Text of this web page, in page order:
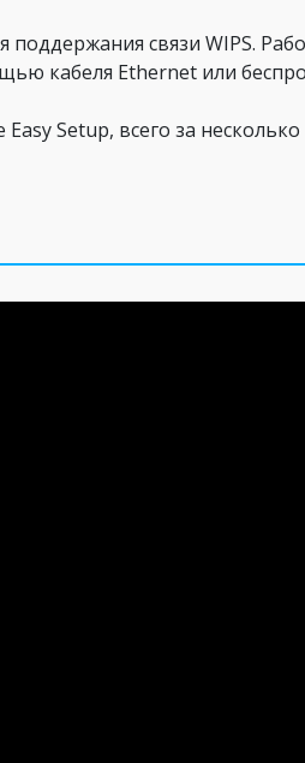
связи WIPS.
кабеля Ethernet или
Easy Setup, всего за